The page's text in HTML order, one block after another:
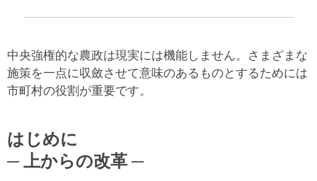
中央強権的な農政は現実には機能しません。さまざまな
施策を一点に収斂させて意味のあるものとするためには
市町村の役割が重要です。
はじめに
─ 上からの改革 ─